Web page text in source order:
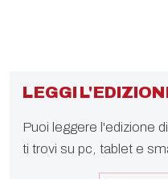
LEGGI
Puoi leggere l'edizione
ti trovi su pc, tablet e